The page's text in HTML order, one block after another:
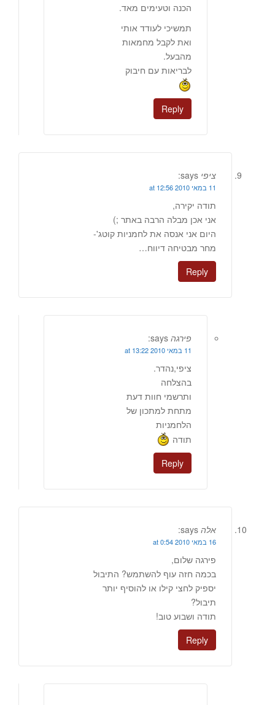
הכנה וטעימים מאד.
תמשיכי לעודד אותי
ואת לקבל מחמאות
מהבעל.
לבריאות עם חיבוק
Reply
ציפי says:
11 במאי 2010 at 12:56
תודה יקירה,
אני אכן מבלה הרבה באתר ;)
היום אני אנסה את לחמניות קוטג'-
מחר מבטיחה דיווח…
Reply
פירגה says:
11 במאי 2010 at 13:22
ציפי,נהדר.
בהצלחה
ותרשמי חוות דעת
מתחת למתכון של
הלחמניות
תודה
Reply
אלה says:
16 במאי 2010 at 0:54
פירגה שלום,
בכמה חזה עוף להשתמש? התיבול
יספיק לחצי קילו או להוסיף יותר
תיבול?
תודה ושבוע טוב!
Reply